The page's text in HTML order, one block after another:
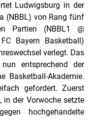
Ludwigsburg in der
(NBBL) von Rang fünf
Partien (NBBL1 @
Bayern Basketball)
verlegt. Das
entsprechend der
Basketball-Akademie.
gefordert. Zuerst
in der Vorwoche setzte
hochgehandelte